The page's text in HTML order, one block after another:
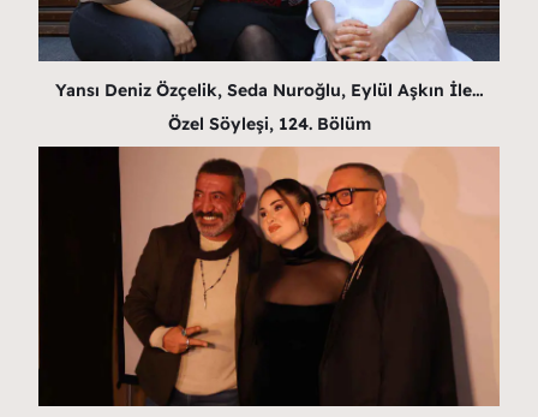
Yansı Deniz Özçelik, Seda Nuroğlu, Eylül Aşkın İle…
Özel Söyleşi, 124. Bölüm